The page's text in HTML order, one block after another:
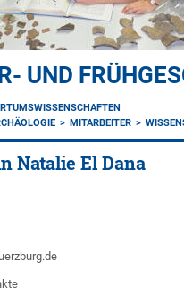
UND
MITARBEITER
Natalie El Dana